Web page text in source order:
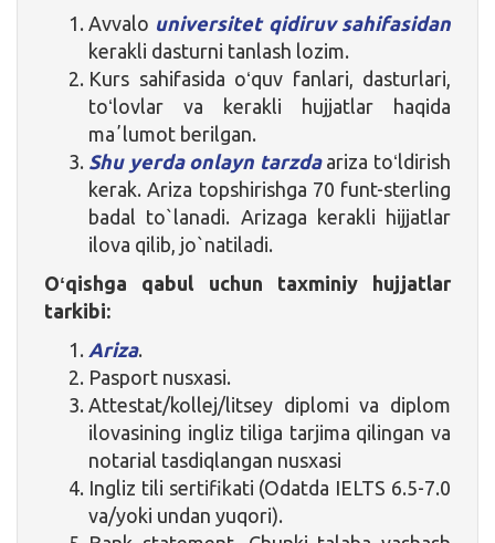
Avvalo universitet qidiruv sahifasidan
kerakli dasturni tanlash lozim.
Kurs sahifasida oʻquv fanlari, dasturlari,
toʻlovlar va kerakli hujjatlar haqida
maʼlumot berilgan.
Shu yerda onlayn tarzdaariza toʻldirish
kerak. Ariza topshirishga 70 funt-sterling
badal to`lanadi. Arizaga kerakli hijjatlar
ilova qilib, jo`natiladi.
Oʻqishga qabul uchun taxminiy hujjatlar
tarkibi:
Ariza.
Pasport nusxasi.
Attestat/kollej/litsey diplomi va diplom
ilovasining ingliz tiliga tarjima qilingan va
notarial tasdiqlangan nusxasi
Ingliz tili sertifikati (Odatda IELTS 6.5-7.0
va/yoki undan yuqori).